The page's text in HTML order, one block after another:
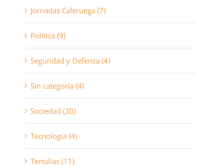
Jornadas Caleruega (7)
Política (9)
Seguridad y Defensa (4)
Sin categoría (4)
Sociedad (30)
Tecnología (4)
Tertulias (11)